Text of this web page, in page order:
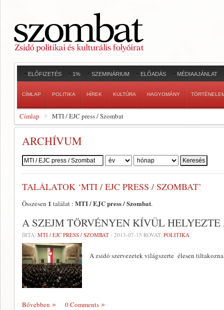
ELŐFIZETÉS 1% SZEMINÁRIUM ELŐADÁS MÉDIAAJÁNLAT
CÍMLAP POLITIKA HÍREK KULTÚRA HAGYOMÁNY
Címlap MTI / EJC press / Szombat
ARCHÍVUM
Szerző:
TALÁLATOK ‘MTI / EJC PRESS / SZOMBAT’
Összesen 1 találat : MTI / EJC press / Szombat.
A SZEJM TÖRVÉNYEN KÍVÜL HELYEZTE
ÍRTA: MTI / EJC PRESS / SZOMBAT - 2013-07-15 ROVAT: POLITIKA
A zsidó szervezetek világszerte élesen
Bővebben 0 Comments